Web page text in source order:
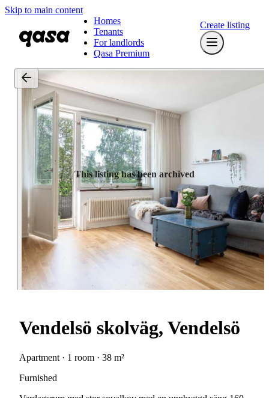
Skip to main content
Homes
Tenants
For landlords
Qasa Premium
Create listing
This listing has been archived
Vendelsö skolväg, Vendelsö
Apartment · 1 room · 38 m²
Furnished